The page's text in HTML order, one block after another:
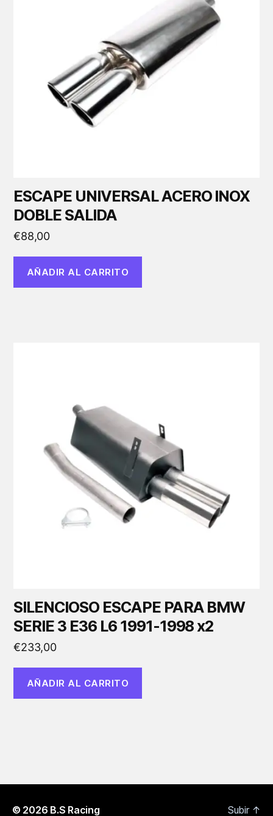
ESCAPE UNIVERSAL ACERO INOX
DOBLE SALIDA
€88,00
AÑADIR AL CARRITO
SILENCIOSO ESCAPE PARA BMW
SERIE 3 E36 L6 1991-1998 x2
€233,00
AÑADIR AL CARRITO
© 2026 B.S Racing Subir ↑